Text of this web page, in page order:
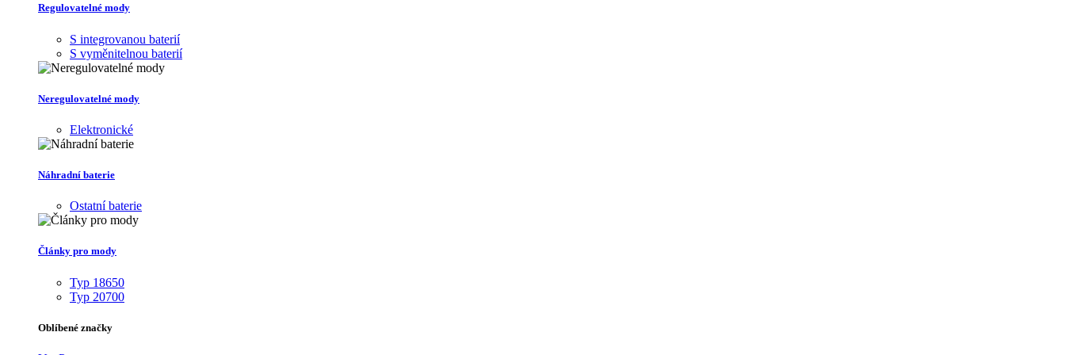
Regulovatelné mody
S integrovanou baterií
S vyměnitelnou baterií
Neregulovatelné mody
Elektronické
Náhradní baterie
Ostatní baterie
Články pro mody
Typ 18650
Typ 20700
Oblíbené značky